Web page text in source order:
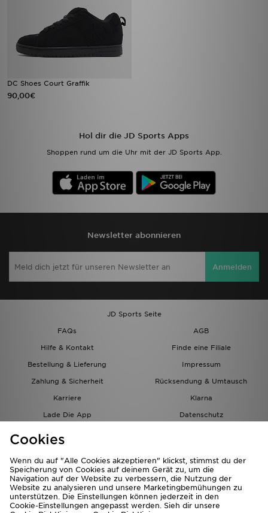
DC Shoes Court Graffik
90,00€
Hol dir die JD Sports Apps
Shoppen rund um die Uhr mit der JD Sports App.
Newsletter abonnieren
Anmelden
JD Sports Seite
FAQs
AGB
Hilfe & Kontakt
Finde eine Filiale
Bestellung & Lieferung
Impressum
Zahlung & Sicherheit
Rücksendung & Umtausch
Karriere
Klarna
Lade Die App
Datenschutz
Cookies
Wenn du auf "Alle Cookies akzeptieren" klickst, stimmst du der
Speicherung von Cookies auf deinem Gerät zu, um die
Navigation auf der Website zu verbessern, die Nutzung der
Website zu analysieren und unsere Marketingbemühungen zu
unterstützen. Die Einstellungen können jederzeit in den
Cookie-Einstellungen angepasst werden. Sieh dir unsere